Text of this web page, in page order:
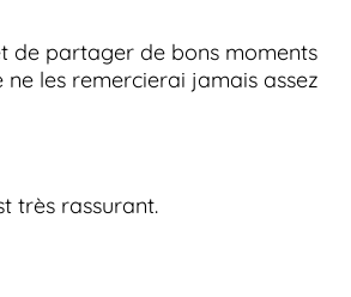
de partager de bons moments
les remercierai jamais assez
très rassurant.